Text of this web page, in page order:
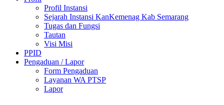
Profil Instansi
Sejarah Instansi KanKemenag Kab Semarang
Tugas dan Fungsi
Tautan
Visi Misi
PPID
Pengaduan / Lapor
Form Pengaduan
Layanan WA PTSP
Lapor